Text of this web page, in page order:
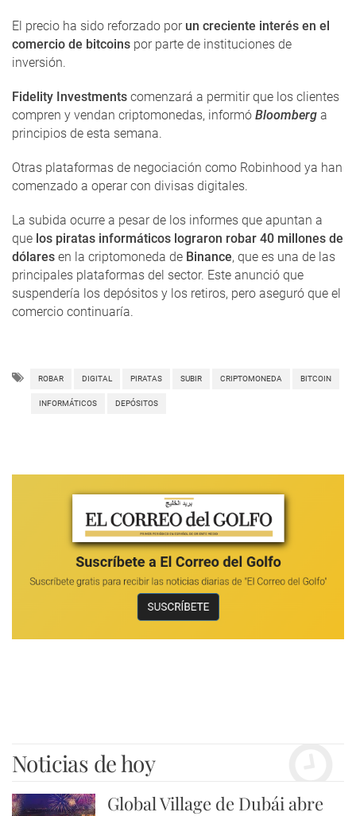
El precio ha sido reforzado por un creciente interés en el
comercio de bitcoins por parte de instituciones de
inversión.
Fidelity Investments comenzará a permitir que los clientes
compren y vendan criptomonedas, informó Bloomberg a
principios de esta semana.
Otras plataformas de negociación como Robinhood ya han
comenzado a operar con divisas digitales.
La subida ocurre a pesar de los informes que apuntan a
que los piratas informáticos lograron robar 40 millones de
dólares en la criptomoneda de Binance, que es una de las
principales plataformas del sector. Este anunció que
suspendería los depósitos y los retiros, pero aseguró que el
comercio continuaría.
ROBAR DIGITAL PIRATAS SUBIR CRIPTOMONEDA BITCOIN
INFORMÁTICOS DEPÓSITOS
Noticias de hoy
Global Village de Dubái abre